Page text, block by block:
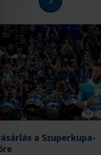
a Szuperkupa-